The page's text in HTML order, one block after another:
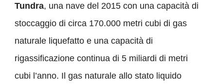
Tundra, una nave del 2015 con una capacità di
stoccaggio di circa 170.000 metri cubi di gas
naturale liquefatto e una capacità di
rigassificazione continua di 5 miliardi di metri
cubi l’anno. Il gas naturale allo stato liquido